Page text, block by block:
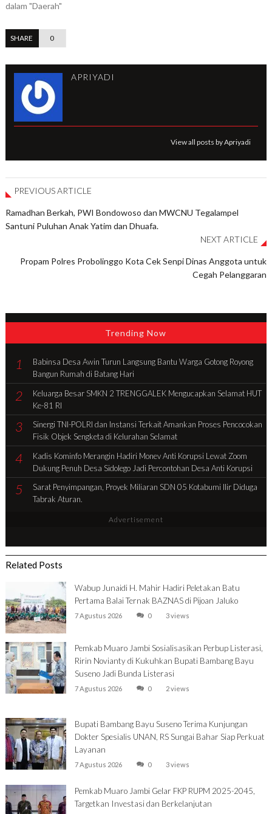
dalam "Daerah"
SHARE 0
APRIYADI
View all posts by Apriyadi
PREVIOUS ARTICLE
Ramadhan Berkah, PWI Bondowoso dan MWCNU Tegalampel
Santuni Puluhan Anak Yatim dan Dhuafa.
NEXT ARTICLE
Propam Polres Probolinggo Kota Cek Senpi Dinas Anggota untuk
Cegah Pelanggaran
Trending Now
1
Babinsa Desa Awin Turun Langsung Bantu Warga Gotong Royong
Bangun Rumah di Batang Hari
2
Keluarga Besar SMKN 2 TRENGGALEK Mengucapkan Selamat HUT
Ke-81 RI
3
Sinergi TNI-POLRI dan Instansi Terkait Amankan Proses Pencocokan
Fisik Objek Sengketa di Kelurahan Selamat
4
Kadis Kominfo Merangin Hadiri Monev Anti Korupsi Lewat Zoom
Dukung Penuh Desa Sidolego Jadi Percontohan Desa Anti Korupsi
5
Sarat Penyimpangan, Proyek Miliaran SDN 05 Kotabumi Ilir Diduga
Tabrak Aturan.
Advertisement
Related Posts
Wabup Junaidi H. Mahir Hadiri Peletakan Batu
Pertama Balai Ternak BAZNAS di Pijoan Jaluko
7 Agustus 2026 0 3 views
Pemkab Muaro Jambi Sosialisasikan Perbup Listerasi,
Ririn Novianty di Kukuhkan Bupati Bambang Bayu
Suseno Jadi Bunda Listerasi
7 Agustus 2026 0 2 views
Bupati Bambang Bayu Suseno Terima Kunjungan
Dokter Spesialis UNAN, RS Sungai Bahar Siap Perkuat
Layanan
7 Agustus 2026 0 3 views
Pemkab Muaro Jambi Gelar FKP RUPM 2025-2045,
Targetkan Investasi dan Berkelanjutan